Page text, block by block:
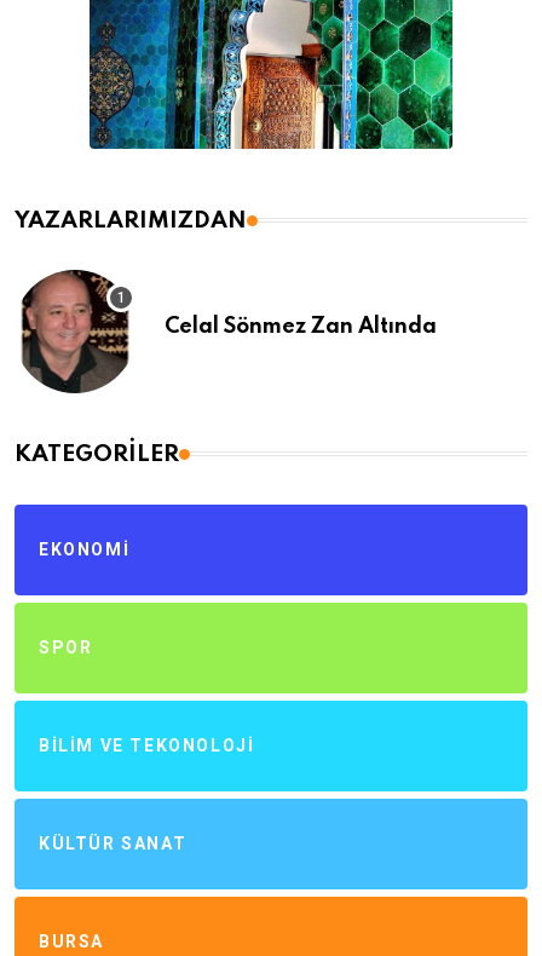
YAZARLARIMIZDAN
Celal Sönmez Zan Altında
KATEGORILER
EKONOMI
SPOR
BILIM VE TEKONOLOJI
KÜLTÜR SANAT
BURSA